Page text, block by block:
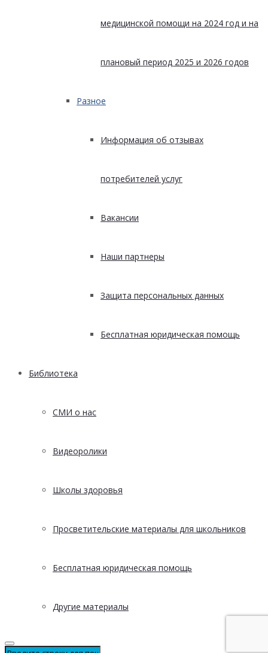
медицинской помощи на 2024 год и на
плановый период 2025 и 2026 годов
Разное
Информация об отзывах
потребителей услуг
Вакансии
Наши партнеры
Защита персональных данных
Бесплатная юридическая помощь
Библиотека
СМИ о нас
Видеоролики
Школы здоровья
Просветительские материалы для школьников
Бесплатная юридическая помощь
Другие материалы